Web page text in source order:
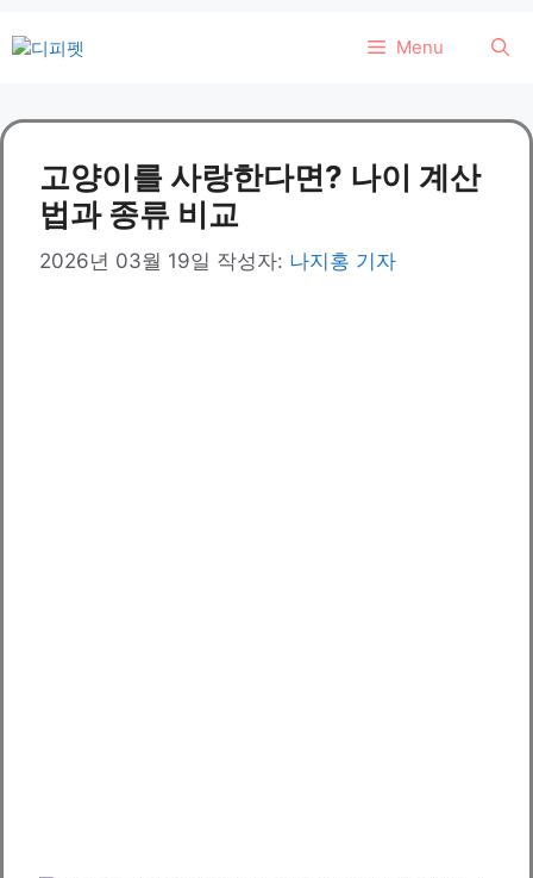
텐
로
건
Menu
고양이를 사랑한다면? 나이 계산
법과 종류 비교
2026년 03월 19일 작성자: 나지홍 기자